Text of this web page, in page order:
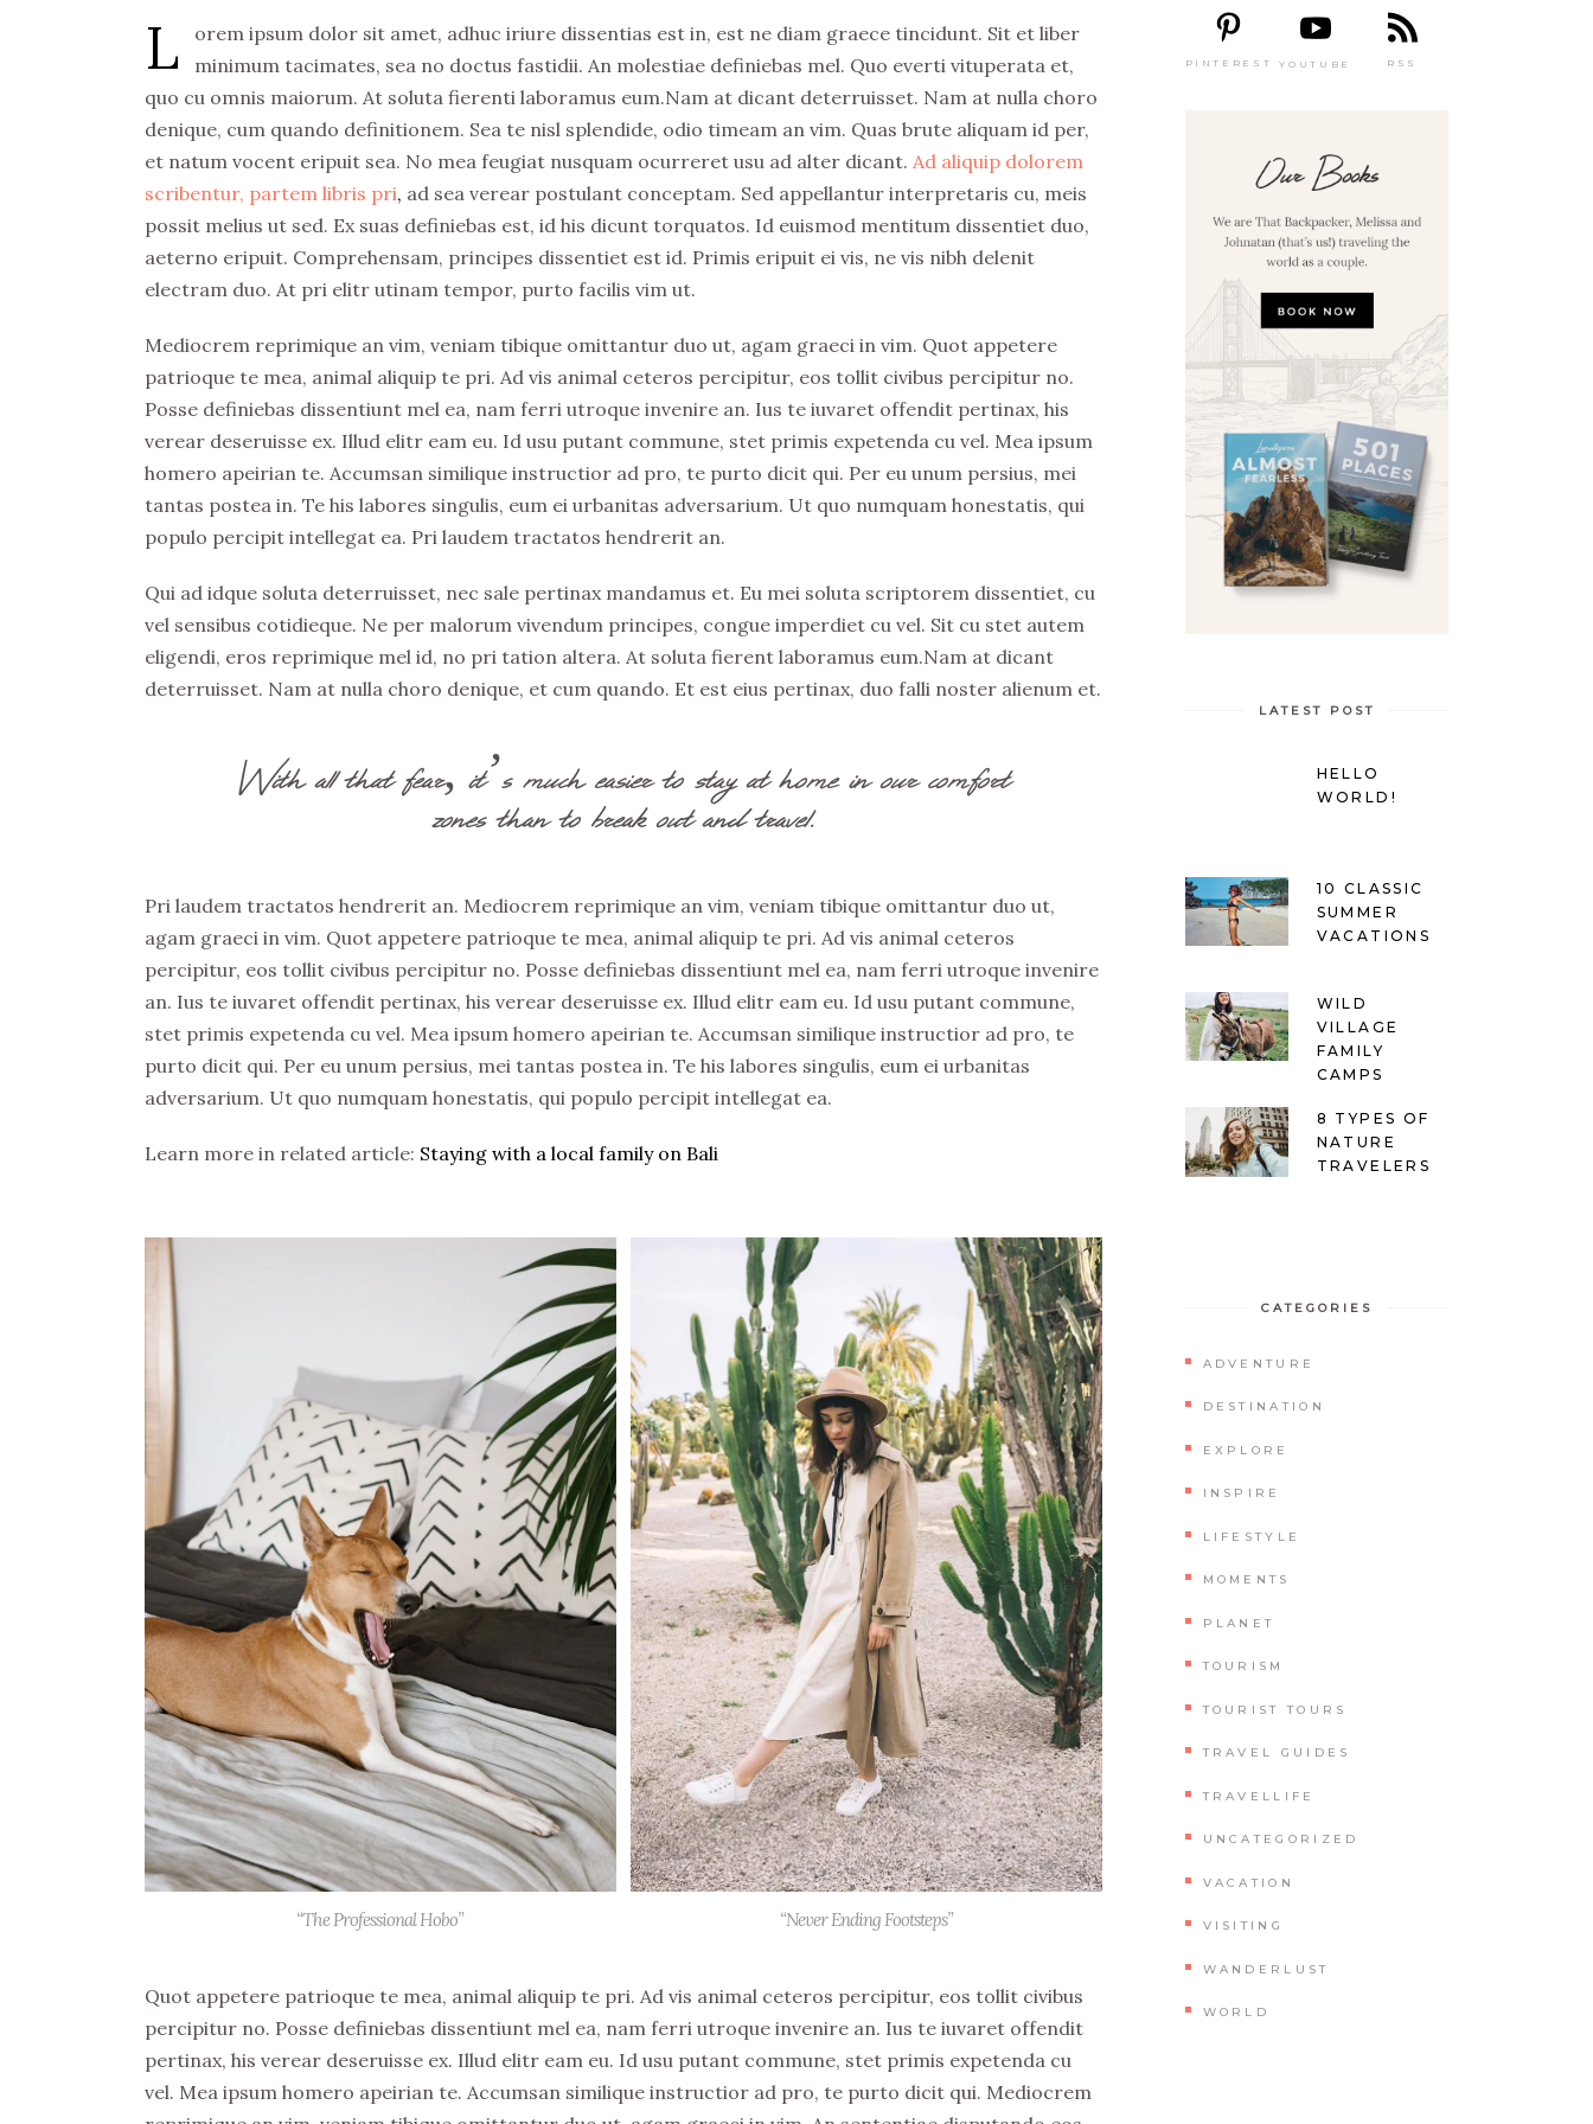
L
orem ipsum dolor sit amet, adhuc iriure dissentias est in, est ne diam graece tincidunt. Sit et liber
minimum tacimates, sea no doctus fastidii. An molestiae definiebas mel. Quo everti vituperata et,
quo cu omnis maiorum. At soluta fierenti laboramus eum.Nam at dicant deterruisset. Nam at nulla choro
denique, cum quando definitionem. Sea te nisl splendide, odio timeam an vim. Quas brute aliquam id per,
et natum vocent eripuit sea. No mea feugiat nusquam ocurreret usu ad alter dicant. Ad aliquip dolorem
scribentur, partem libris pri, ad sea verear postulant conceptam. Sed appellantur interpretaris cu, meis
possit melius ut sed. Ex suas definiebas est, id his dicunt torquatos. Id euismod mentitum dissentiet duo,
aeterno eripuit. Comprehensam, principes dissentiet est id. Primis eripuit ei vis, ne vis nibh delenit
electram duo. At pri elitr utinam tempor, purto facilis vim ut.
Mediocrem reprimique an vim, veniam tibique omittantur duo ut, agam graeci in vim. Quot appetere
patrioque te mea, animal aliquip te pri. Ad vis animal ceteros percipitur, eos tollit civibus percipitur no.
Posse definiebas dissentiunt mel ea, nam ferri utroque invenire an. Ius te iuvaret offendit pertinax, his
verear deseruisse ex. Illud elitr eam eu. Id usu putant commune, stet primis expetenda cu vel. Mea ipsum
homero apeirian te. Accumsan similique instructior ad pro, te purto dicit qui. Per eu unum persius, mei
tantas postea in. Te his labores singulis, eum ei urbanitas adversarium. Ut quo numquam honestatis, qui
populo percipit intellegat ea. Pri laudem tractatos hendrerit an.
Qui ad idque soluta deterruisset, nec sale pertinax mandamus et. Eu mei soluta scriptorem dissentiet, cu
vel sensibus cotidieque. Ne per malorum vivendum principes, congue imperdiet cu vel. Sit cu stet autem
eligendi, eros reprimique mel id, no pri tation altera. At soluta fierent laboramus eum.Nam at dicant
deterruisset. Nam at nulla choro denique, et cum quando. Et est eius pertinax, duo falli noster alienum et.
With all that fear, it’s much easier to stay at home in our comfort
zones than to break out and travel.
Pri laudem tractatos hendrerit an. Mediocrem reprimique an vim, veniam tibique omittantur duo ut,
agam graeci in vim. Quot appetere patrioque te mea, animal aliquip te pri. Ad vis animal ceteros
percipitur, eos tollit civibus percipitur no. Posse definiebas dissentiunt mel ea, nam ferri utroque invenire
an. Ius te iuvaret offendit pertinax, his verear deseruisse ex. Illud elitr eam eu. Id usu putant commune,
stet primis expetenda cu vel. Mea ipsum homero apeirian te. Accumsan similique instructior ad pro, te
purto dicit qui. Per eu unum persius, mei tantas postea in. Te his labores singulis, eum ei urbanitas
adversarium. Ut quo numquam honestatis, qui populo percipit intellegat ea.
Learn more in related article: Staying with a local family on Bali
“The Professional Hobo” “Never Ending Footsteps”
Quot appetere patrioque te mea, animal aliquip te pri. Ad vis animal ceteros percipitur, eos tollit civibus
percipitur no. Posse definiebas dissentiunt mel ea, nam ferri utroque invenire an. Ius te iuvaret offendit
pertinax, his verear deseruisse ex. Illud elitr eam eu. Id usu putant commune, stet primis expetenda cu
vel. Mea ipsum homero apeirian te. Accumsan similique instructior ad pro, te purto dicit qui. Mediocrem
PINTEREST YOUTUBE RSS
LATEST POST
HELLO
WORLD!
10 CLASSIC
SUMMER
VACATIONS
WILD
VILLAGE
FAMILY
CAMPS
8 TYPES OF
NATURE
TRAVELERS
CATEGORIES
ADVENTURE
DESTINATION
EXPLORE
INSPIRE
LIFESTYLE
MOMENTS
PLANET
TOURISM
TOURIST TOURS
TRAVEL GUIDES
TRAVELLIFE
UNCATEGORIZED
VACATION
VISITING
WANDERLUST
WORLD